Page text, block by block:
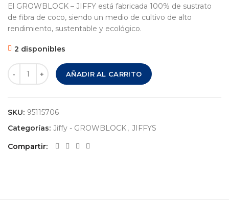
El GROWBLOCK – JIFFY está fabricada 100% de sustrato
de fibra de coco, siendo un medio de cultivo de alto
rendimiento, sustentable y ecológico.
2 disponibles
JIFFY – GROWBLOCK – PACK 50 UNI. cantidad
AÑADIR AL CARRITO
SKU: 95115706
Categorías: Jiffy - GROWBLOCK, JIFFYS
Compartir